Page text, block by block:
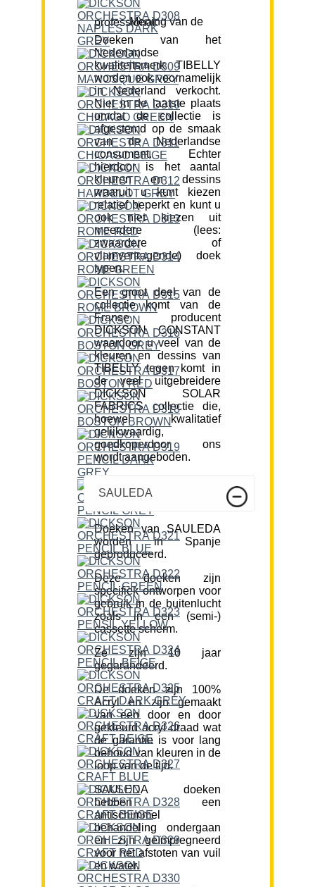
Mening van de professional:
Doeken van het
Nederlandse
kwaliteitsmerk TIBELLY
worden ook voornamelijk
in Nederland verkocht.
Niet in de laatste plaats
omdat de collectie is
afgestemd op de smaak
van de Nederlandse
consument. Echter
hierdoor is het aantal
kleuren en dessins
waaruit u kunt kiezen
relatief beperkt en kunt u
ook niet kiezen uit
meerdere (lees:
zwaardere of
vlamvertragende) doek
typen.
Een groot deel van de
collectie komt van de
Franse producent
DICKSON CONSTANT
waardoor u veel van de
kleuren en dessins van
TIBELLY tegen komt in
de veel uitgebreidere
DICKSON SOLAR
FABRICS collectie die,
hoewel kwalitatief
gelijkwaardig,
goedkoperdoor ons
wordt aangeboden.
SAULEDA
Doeken van SAULEDA
worden in Spanje
geproduceerd.
Deze doeken zijn
specifiek ontworpen voor
gebruik in de buitenlucht
zoals in een (semi-)
cassette scherm.
Ze zijn 10 jaar
gegarandeerd.
De doeken zijn 100%
Acryl en zijn gemaakt
van een door en door
gekleurd acryl draad wat
de garantie is voor lang
behoud van kleuren in de
loop van de tijd.
SAULEDA doeken
hebben een
antischimmel
behandeling ondergaan
en zijn geïmpregneerd
voor het afstoten van vuil
en water.